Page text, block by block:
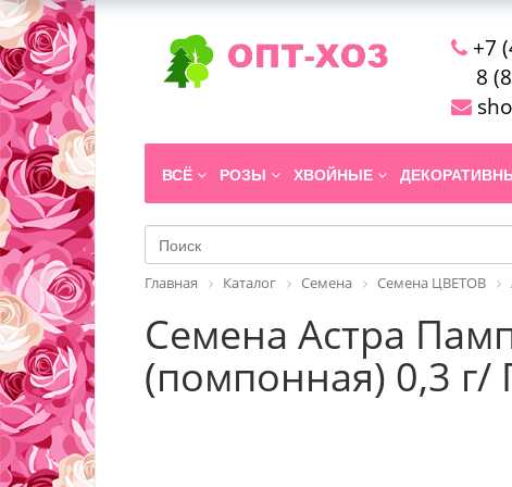
+7
8
ВСЁ РОЗЫ ХВОЙНЫЕ
Главная Каталог Семена Семена ЦВЕТОВ
Семена Астра
(помпонная) 0,3 г/